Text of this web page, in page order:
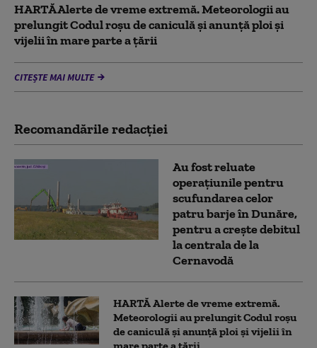
HARTĂ Alerte de vreme extremă. Meteorologii au
prelungit Codul roșu de caniculă și anunță ploi și
vijelii în mare parte a țării
CITEȘTE MAI MULTE
Recomandările redacţiei
Au fost reluate
operațiunile pentru
scufundarea celor
patru barje în Dunăre,
pentru a crește debitul
la centrala de la
Cernavodă
HARTĂ Alerte de vreme extremă.
Meteorologii au prelungit Codul roșu
de caniculă și anunță ploi și vijelii în
mare parte a țării